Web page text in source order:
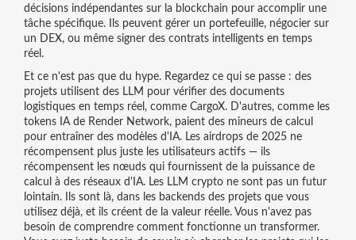
décisions indépendantes sur la blockchain pour accomplir une
tâche spécifique. Ils peuvent gérer un portefeuille, négocier sur
un DEX, ou même signer des contrats intelligents en temps
réel.
Et ce n'est pas que du hype. Regardez ce qui se passe : des
projets utilisent des LLM pour vérifier des documents
logistiques en temps réel, comme CargoX. D'autres, comme les
tokens IA de Render Network, paient des mineurs de calcul
pour entraîner des modèles d'IA. Les airdrops de 2025 ne
récompensent plus juste les utilisateurs actifs — ils
récompensent les nœuds qui fournissent de la puissance de
calcul à des réseaux d'IA. Les LLM crypto ne sont pas un futur
lointain. Ils sont là, dans les backends des projets que vous
utilisez déjà, et ils créent de la valeur réelle. Vous n'avez pas
besoin de comprendre comment fonctionne un transformer.